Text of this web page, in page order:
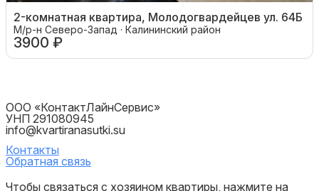
2-комнатная квартира, Молодогвардейцев ул. 64Б
М/р-н Северо-Запад · Калининский район
3900 ₽
ООО «КонтактЛайнСервис»
УНП 291080945
info@kvartiranasutki.su
Контакты
Обратная связь
Чтобы связаться с хозяином квартиры, нажмите на